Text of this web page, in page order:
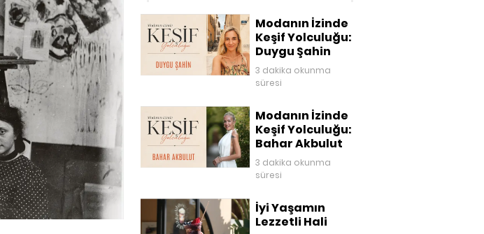
Modanın İzinde
Keşif Yolculuğu:
Duygu Şahin
3 dakika okunma
süresi
Modanın İzinde
Keşif Yolculuğu:
Bahar Akbulut
3 dakika okunma
süresi
İyi Yaşamın
Lezzetli Hali